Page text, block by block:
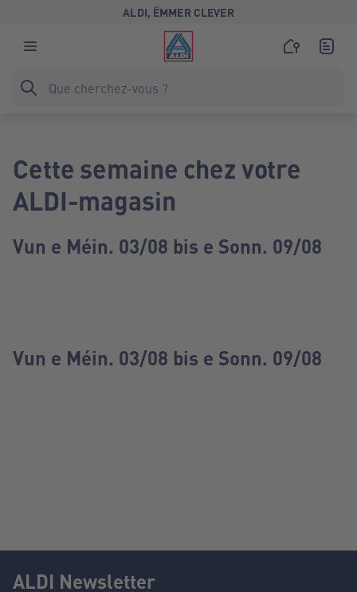
ALDI, ËMMER CLEVER
Cette semaine chez votre
ALDI-magasin
Vun e Méin. 03/08 bis e Sonn. 09/08
Vun e Méin. 03/08 bis e Sonn. 09/08
ALDI Newsletter